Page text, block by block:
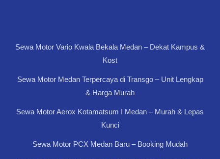
Sewa Motor Vario Kwala Bekala Medan – Dekat Kampus &
Kost
Sewa Motor Medan Terpercaya di Transgo – Unit Lengkap
& Harga Murah
Sewa Motor Aerox Kotamatsum I Medan – Murah & Lepas
Kunci
Sewa Motor PCX Medan Baru – Booking Mudah